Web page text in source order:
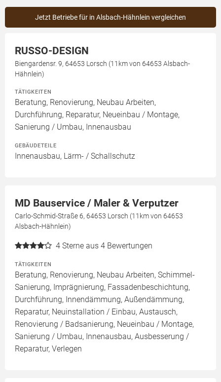
Jetzt Betriebe für in Alsbach-Hähnlein vergleichen
RUSSO-DESIGN
Biengardensr. 9, 64653 Lorsch (11km von 64653 Alsbach-
Hähnlein)
TÄTIGKEITEN
Beratung, Renovierung, Neubau Arbeiten,
Durchführung, Reparatur, Neueinbau / Montage,
Sanierung / Umbau, Innenausbau
GEBÄUDETEILE
Innenausbau, Lärm- / Schallschutz
MD Bauservice / Maler & Verputzer
Carlo-Schmid-Straße 6, 64653 Lorsch (11km von 64653
Alsbach-Hähnlein)
4 Sterne aus 4 Bewertungen
TÄTIGKEITEN
Beratung, Renovierung, Neubau Arbeiten, Schimmel-
Sanierung, Imprägnierung, Fassadenbeschichtung,
Durchführung, Innendämmung, Außendämmung,
Reparatur, Neuinstallation / Einbau, Austausch,
Renovierung / Badsanierung, Neueinbau / Montage,
Sanierung / Umbau, Innenausbau, Ausbesserung /
Reparatur, Verlegen